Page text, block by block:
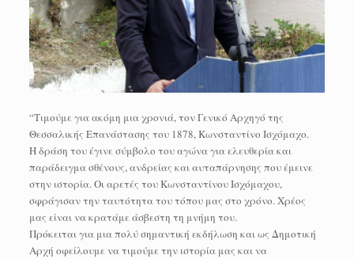
“Τιμούμε για ακόμη μια χρονιά, τον Γενικό Αρχηγό της
Θεσσαλικής Επανάστασης του 1878, Κωνσταντίνο Ισχόμαχο.
Η δράση του έγινε σύμβολο του αγώνα για ελευθερία και
παράδειγμα σθένους, ανδρείας και αυταπάρνησης που έμεινε
στην ιστορία. Οι αρετές του Κωνσταντίνου Ισχόμαχου,
σφράγισαν την ταυτότητα του τόπου μας στο χρόνο. Χρέος
μας είναι να κρατάμε άσβεστη τη μνήμη του.
Πρόκειται για μια πολύ σημαντική εκδήλωση και ως Δημοτική
Αρχή οφείλουμε να τιμούμε την ιστορία μας και να